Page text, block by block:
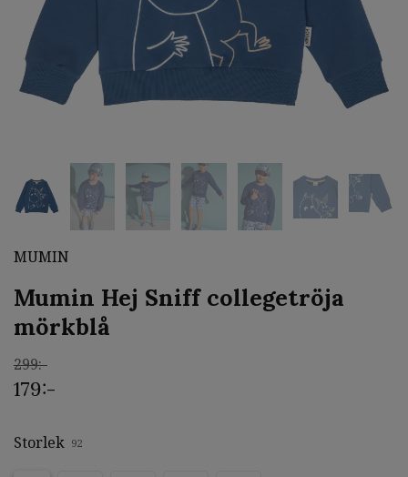
MUMIN
Mumin Hej Sniff collegetröja
mörkblå
299:-
179:-
Storlek 92